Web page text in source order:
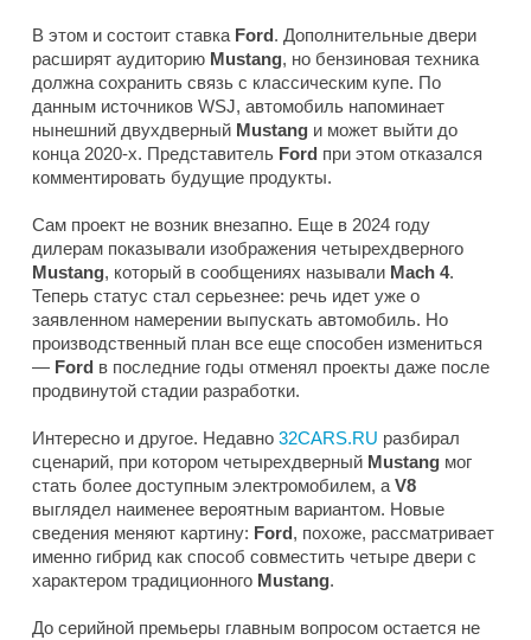
В этом и состоит ставка Ford. Дополнительные двери
расширят аудиторию Mustang, но бензиновая техника
должна сохранить связь с классическим купе. По
данным источников WSJ, автомобиль напоминает
нынешний двухдверный Mustang и может выйти до
конца 2020-х. Представитель Ford при этом отказался
комментировать будущие продукты.
Сам проект не возник внезапно. Еще в 2024 году
дилерам показывали изображения четырехдверного
Mustang, который в сообщениях называли Mach 4.
Теперь статус стал серьезнее: речь идет уже о
заявленном намерении выпускать автомобиль. Но
производственный план все еще способен измениться
— Ford в последние годы отменял проекты даже после
продвинутой стадии разработки.
Интересно и другое. Недавно 32CARS.RU разбирал
сценарий, при котором четырехдверный Mustang мог
стать более доступным электромобилем, а V8
выглядел наименее вероятным вариантом. Новые
сведения меняют картину: Ford, похоже, рассматривает
именно гибрид как способ совместить четыре двери с
характером традиционного Mustang.
До серийной премьеры главным вопросом остается не